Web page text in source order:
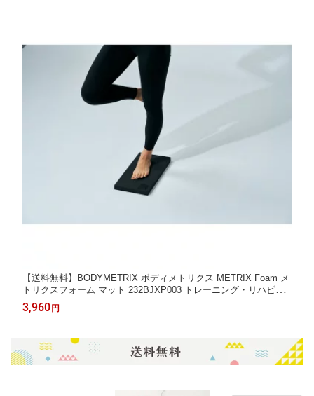
【送料無料】BODYMETRIX ボディメトリクス METRIX Foam メ
トリクスフォーム マット 232BJXP003 トレーニング・リハビリ
マット 日本製 ヨガ ストレッチ ヨガマット ストレッチマッ
ト ピラティス
3,960 円